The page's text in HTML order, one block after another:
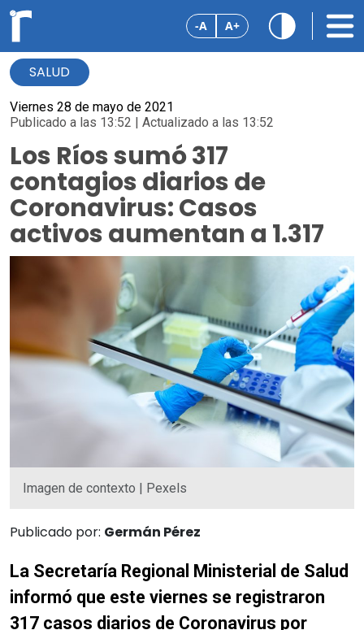
-A A+
SALUD
Viernes 28 de mayo de 2021
Publicado a las 13:52 | Actualizado a las 13:52
Los Ríos sumó 317
contagios diarios de
Coronavirus: Casos
activos aumentan a 1.317
Imagen de contexto | Pexels
Publicado por: Germán Pérez
La Secretaría Regional Ministerial de Salud
informó que este viernes se registraron
317 casos diarios de Coronavirus por